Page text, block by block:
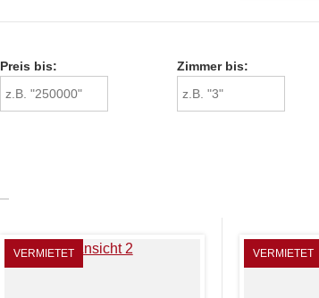
Preis bis: Zimmer bis:
VERMIETET VERMIETET